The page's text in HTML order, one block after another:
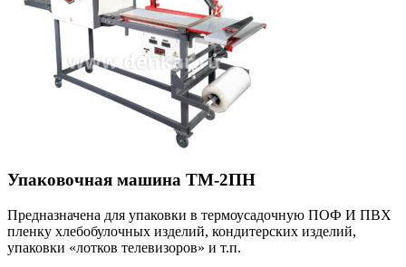
Упаковочная машина ТМ-2ПН
Предназначена для упаковки в термоусадочную ПОФ И ПВХ
пленку хлебобулочных изделий, кондитерских изделий,
упаковки «лотков телевизоров» и т.п.